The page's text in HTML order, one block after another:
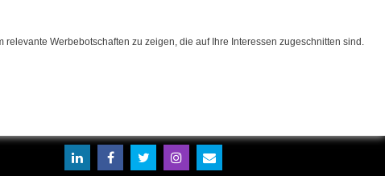
Werbebotschaften zu zeigen, die auf Ihre Interessen zugeschnitten sind.